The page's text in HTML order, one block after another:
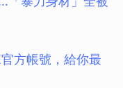
方帳號，給你最